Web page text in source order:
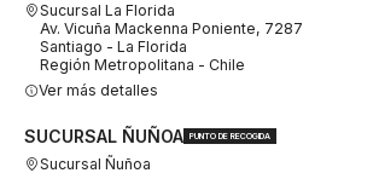
Sucursal La Florida
Av. Vicuña Mackenna Poniente, 7287
Santiago - La Florida
Región Metropolitana - Chile
Ver más detalles
SUCURSAL ÑUÑOA PUNTO DE RECOGIDA
Sucursal Ñuñoa